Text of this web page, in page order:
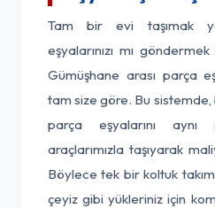
Tam bir evi taşımak
eşyalarınızı mı
Gümüşhane arası parça
tam size göre. Bu
parça eşyalarını aynı
araçlarımızla taşıyarak
Böylece tek bir koltuk
çeyiz gibi yükleriniz için